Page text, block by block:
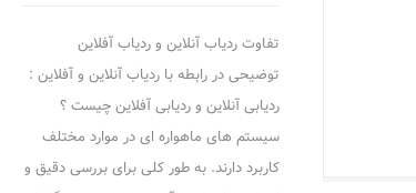
تفاوت ردیاب آنلاین و ردیاب آفلاین
توضیحی در رابطه با ردیاب آنلاین و آفلاین :
ردیابی آنلاین و ردیابی آفلاین چیست ؟
سیستم های ماهواره ای در موارد مختلف
کاربرد دارند. به طور کلی برای بررسی دقیق و